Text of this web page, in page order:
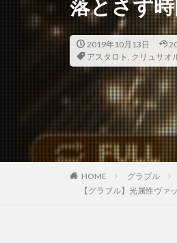
落とさず
2019年10月13日
アスタロト , クリュサオ
HOME
グラブル
【グラブル】光属性ヴ